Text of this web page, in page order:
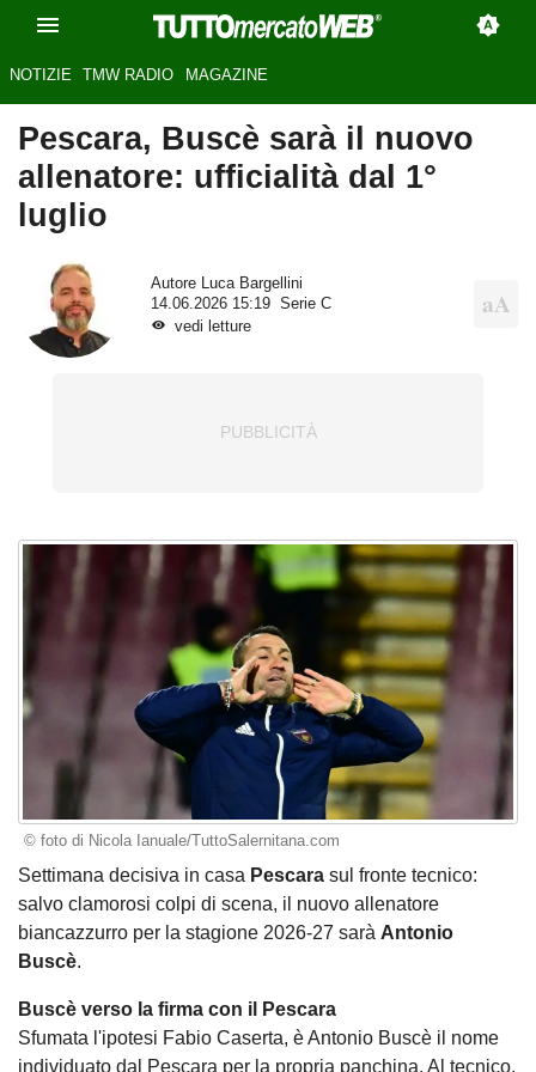
NOTIZIE TMW RADIO MAGAZINE
Pescara, Buscè sarà il nuovo
allenatore: ufficialità dal 1°
luglio
Autore Luca Bargellini
14.06.2026 15:19
Serie C
vedi letture
© foto di Nicola Ianuale/TuttoSalernitana.com
Settimana decisiva in casa Pescara sul fronte tecnico:
salvo clamorosi colpi di scena, il nuovo allenatore
biancazzurro per la stagione 2026-27 sarà Antonio
Buscè.
Buscè verso la firma con il Pescara
Sfumata l'ipotesi Fabio Caserta, è Antonio Buscè il nome
individuato dal Pescara per la propria panchina. Al tecnico,